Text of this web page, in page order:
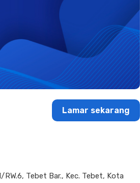
Tebet Bar., Kec. Tebet, Kota
Lamar sekarang